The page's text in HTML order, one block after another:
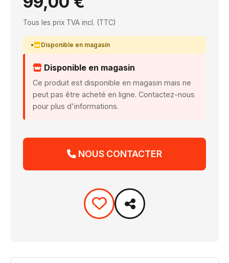
Tous les prix TVA incl. (TTC)
Disponible en magasin
Disponible en magasin
Ce produit est disponible en magasin mais ne
peut pas être acheté en ligne. Contactez-nous
pour plus d'informations.
NOUS CONTACTER